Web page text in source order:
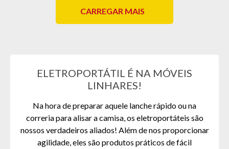
CARREGAR MAIS
ELETROPORTÁTIL É NA MÓVEIS
LINHARES!
Na hora de preparar aquele lanche rápido ou na
correria para alisar a camisa, os eletroportáteis são
nossos verdadeiros aliados! Além de nos proporcionar
agilidade, eles são produtos práticos de fácil